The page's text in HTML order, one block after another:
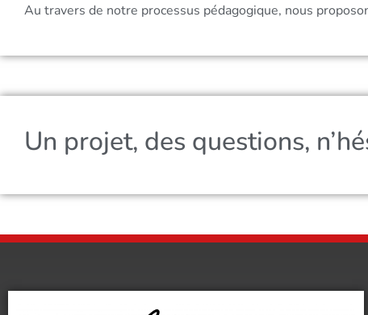
Au travers de notre processus pédagogique, nous
Un projet, des questions,